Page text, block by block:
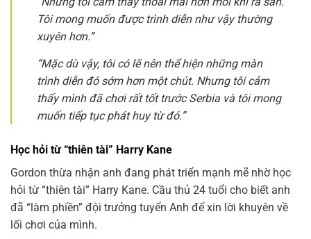
Tôi mong muốn được trình diễn như vậy thường
xuyên hơn.”
“Mặc dù vậy, tôi có lẽ nên thể hiện những màn
trình diễn đó sớm hơn một chút. Nhưng tôi cảm
thấy mình đã chơi rất tốt trước Serbia và tôi mong
muốn tiếp tục phát huy từ đó.”
Học hỏi từ “thiên tài” Harry Kane
Gordon thừa nhận anh đang phát triển mạnh mẽ nhờ học
hỏi từ “thiên tài” Harry Kane. Cầu thủ 24 tuổi cho biết anh
đã “làm phiền” đội trưởng tuyển Anh để xin lời khuyên về
lối chơi của mình.